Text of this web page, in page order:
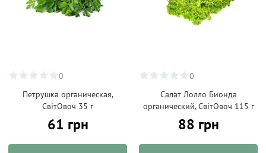
0
Петрушка органическая,
СвітОвоч 35 г
61 грн
0
Салат Лолло Бионда
органический, СвітОвоч 115 г
88 грн